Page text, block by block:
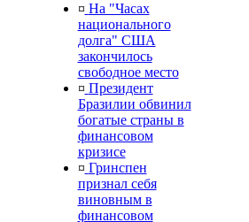
¤ На "Часах
национального
долга" США
закончилось
свободное место
¤ Президент
Бразилии обвинил
богатые страны в
финансовом
кризисе
¤ Гринспен
признал себя
виновным в
финансовом